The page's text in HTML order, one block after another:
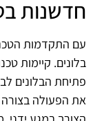
חדשנות
עם התקדמות
בלונים. קיימות
פתיחת הבלונים
את הפעולה בצורה